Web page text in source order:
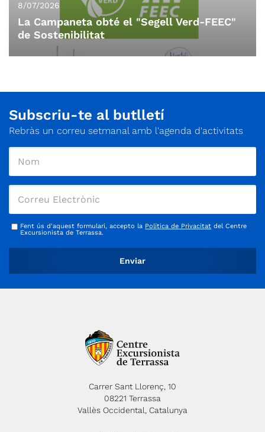
8/07/2026
La Campaneta obté el "Segell Verd-FEEC"
de Sostenibilitat
Subscriu-te al butlletí
Rebràs un correu setmanal amb l'agenda d'activitats
Fent ús d'aquest formulari, accepto la Política de Privacitat del Centre
Excursionista de Terrassa.
Carrer Sant Llorenç, 10
08221 Terrassa
Vallès Occidental, Catalunya